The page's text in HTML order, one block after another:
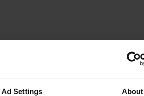
Ad Settings About